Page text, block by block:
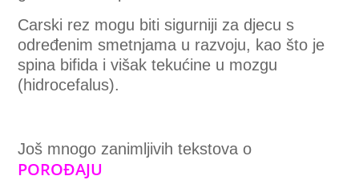
Carski rez mogu biti sigurniji za djecu s
određenim smetnjama u razvoju, kao što je
spina bifida i višak tekućine u mozgu
(hidrocefalus).
Još mnogo zanimljivih tekstova o
POROĐAJU